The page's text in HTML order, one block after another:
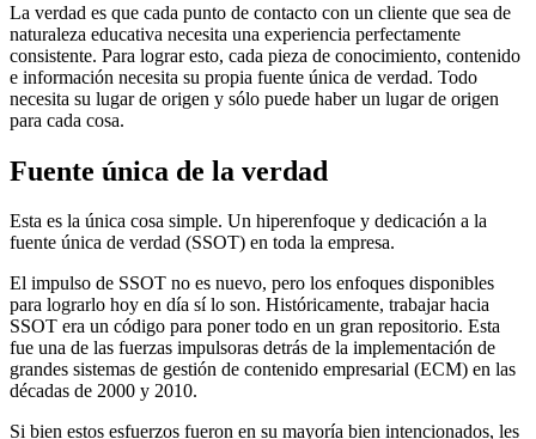
La verdad es que cada punto de contacto con un cliente que sea de
naturaleza educativa necesita una experiencia perfectamente
consistente. Para lograr esto, cada pieza de conocimiento, contenido
e información necesita su propia fuente única de verdad. Todo
necesita su lugar de origen y sólo puede haber un lugar de origen
para cada cosa.
Fuente única de la verdad
Esta es la única cosa simple. Un hiperenfoque y dedicación a la
fuente única de verdad (SSOT) en toda la empresa.
El impulso de SSOT no es nuevo, pero los enfoques disponibles
para lograrlo hoy en día sí lo son. Históricamente, trabajar hacia
SSOT era un código para poner todo en un gran repositorio. Esta
fue una de las fuerzas impulsoras detrás de la implementación de
grandes sistemas de gestión de contenido empresarial (ECM) en las
décadas de 2000 y 2010.
Si bien estos esfuerzos fueron en su mayoría bien intencionados, les